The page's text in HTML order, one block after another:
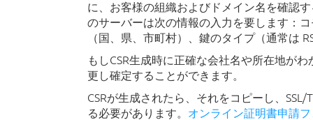
に、お客様の組織およびドメイン名を確認
のサーバーは次の情報の入力を要します：
（国、県、市町村）、鍵のタイプ（通常は
もしCSR生成時に正確な会社名や所在地が
更し確定することができます。
CSRが生成されたら、それをコピーし、
る必要があります。 オンライン証明書申請